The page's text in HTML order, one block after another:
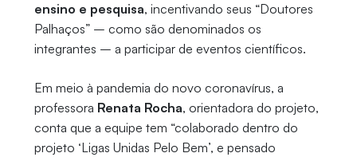
ensino e pesquisa, incentivando seus “Doutores
Palhaços” – como são denominados os
integrantes – a participar de eventos científicos.
Em meio à pandemia do novo coronavírus, a
professora Renata Rocha, orientadora do projeto,
conta que a equipe tem “colaborado dentro do
projeto ‘Ligas Unidas Pelo Bem’, e pensado